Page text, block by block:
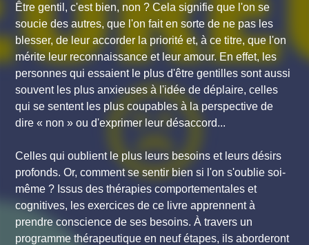
Être gentil, c'est bien, non ? Cela signifie que l'on se
soucie des autres, que l'on fait en sorte de ne pas les
blesser, de leur accorder la priorité et, à ce titre, que l'on
mérite leur reconnaissance et leur amour. En effet, les
personnes qui essaient le plus d'être gentilles sont aussi
souvent les plus anxieuses à l'idée de déplaire, celles
qui se sentent les plus coupables à la perspective de
dire « non » ou d'exprimer leur désaccord...
Celles qui oublient le plus leurs besoins et leurs désirs
profonds. Or, comment se sentir bien si l'on s'oublie soi-
même ? Issus des thérapies comportementales et
cognitives, les exercices de ce livre apprennent à
prendre conscience de ses besoins. À travers un
programme thérapeutique en neuf étapes, ils aborderont